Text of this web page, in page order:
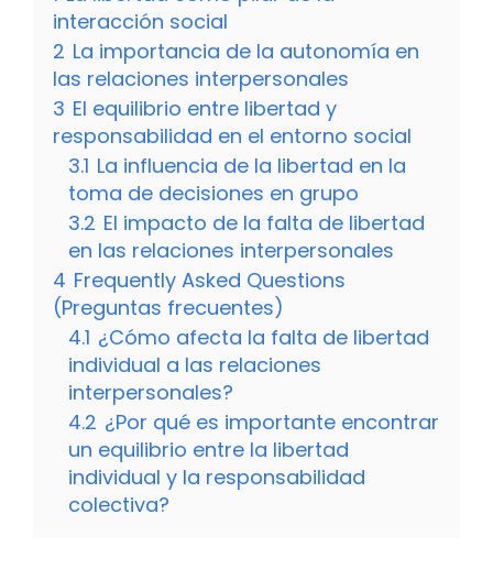
interacción social
2 La importancia de la autonomía en
las relaciones interpersonales
3 El equilibrio entre libertad y
responsabilidad en el entorno social
3.1 La influencia de la libertad en la
toma de decisiones en grupo
3.2 El impacto de la falta de libertad
en las relaciones interpersonales
4 Frequently Asked Questions
(Preguntas frecuentes)
4.1 ¿Cómo afecta la falta de libertad
individual a las relaciones
interpersonales?
4.2 ¿Por qué es importante encontrar
un equilibrio entre la libertad
individual y la responsabilidad
colectiva?